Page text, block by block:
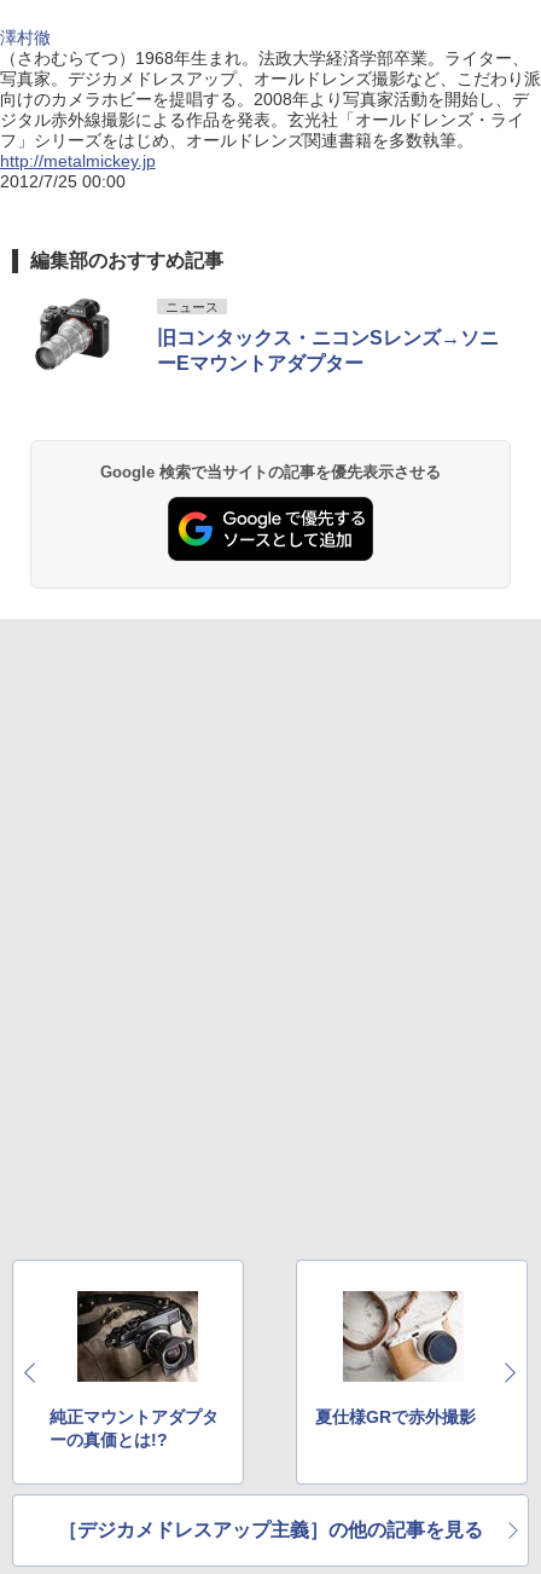
澤村徹
（さわむらてつ）1968年生まれ。法政大学経済学部卒業。ライター、
写真家。デジカメドレスアップ、オールドレンズ撮影など、こだわり派
向けのカメラホビーを提唱する。2008年より写真家活動を開始し、デ
ジタル赤外線撮影による作品を発表。玄光社「オールドレンズ・ライ
フ」シリーズをはじめ、オールドレンズ関連書籍を多数執筆。
http://metalmickey.jp
2012/7/25 00:00
編集部のおすすめ記事
ニュース
旧コンタックス・ニコンSレンズ→ソニ
ーEマウントアダプター
Google 検索で当サイトの記事を優先表示させる
純正マウントアダプタ
ーの真価とは!?
夏仕様GRで赤外撮影
［デジカメドレスアップ主義］の他の記事を見る